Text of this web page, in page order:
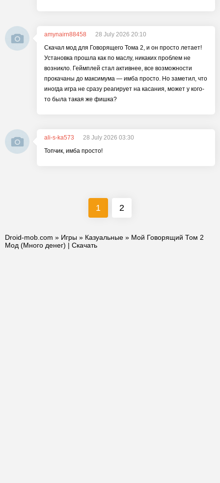
amynairn88458
28 July 2026 20:10
Скачал мод для Говорящего Тома 2, и он просто летает!
Установка прошла как по маслу, никаких проблем не
возникло. Геймплей стал активнее, все возможности
прокачаны до максимума — имба просто. Но заметил, что
иногда игра не сразу реагирует на касания, может у кого-
то была такая же фишка?
ali-s-ka573
28 July 2026 03:30
Топчик, имба просто!
1 2
Droid-mob.com » Игры » Казуальные » Мой Говорящий Том 2
Мод (Много денег) | Скачать